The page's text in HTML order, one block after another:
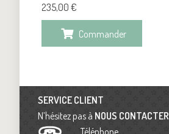
235,00 €
Commander
SERVICE CLIENT
N’hésitez pas à NOUS CONTACTER